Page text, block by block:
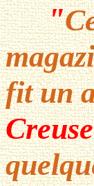
"
fit un